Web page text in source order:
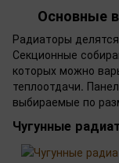
Основные
Радиаторы
Секционные
которых можно
теплоотдачи.
выбираемые по
Чугунные